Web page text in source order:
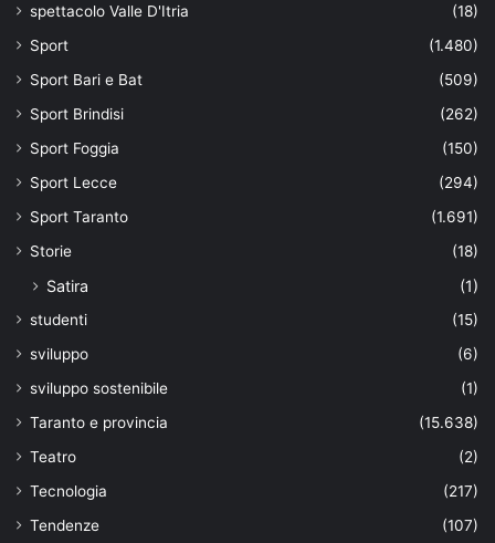
spettacolo Valle D'Itria
(18)
Sport
(1.480)
Sport Bari e Bat
(509)
Sport Brindisi
(262)
Sport Foggia
(150)
Sport Lecce
(294)
Sport Taranto
(1.691)
Storie
(18)
Satira (1)
studenti
(15)
sviluppo
(6)
sviluppo sostenibile
(1)
Taranto e provincia
(15.638)
Teatro
(2)
Tecnologia
(217)
Tendenze
(107)